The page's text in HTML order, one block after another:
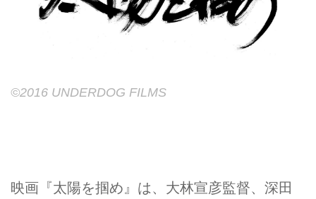
©2016 UNDERDOG FILMS
映画『太陽を掴め』は、大林宣彦監督、深田